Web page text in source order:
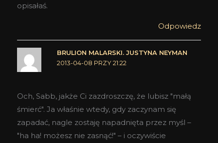
opisałaś.
Odpowiedz
BRULION MALARSKI. JUSTYNA NEYMAN
2013-04-08 PRZY 21:22
Och, Sabb, jakże Ci zazdroszczę, że lubisz "małą
śmierć". Ja właśnie wtedy, gdy zaczynam się
zapadać, nagle zostaję napadnięta przez myśl –
"ha ha! możesz nie zasnąć!" – i oczywiście